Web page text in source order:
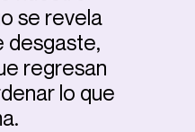
se revela
desgaste,
regresan
lo que